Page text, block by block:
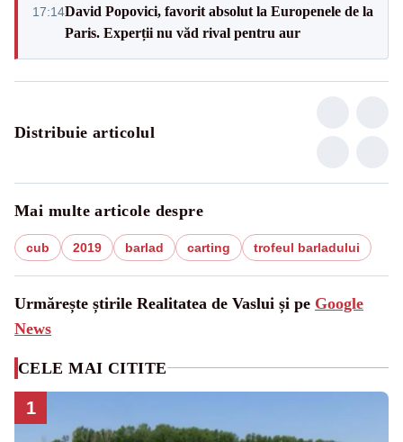
17:14David Popovici, favorit absolut la Europenele de la
Paris. Experții nu văd rival pentru aur
Distribuie articolul
Mai multe articole despre
cub 2019 barlad carting trofeul barladului
Urmărește știrile Realitatea de Vaslui și pe Google
News
CELE MAI CITITE
1